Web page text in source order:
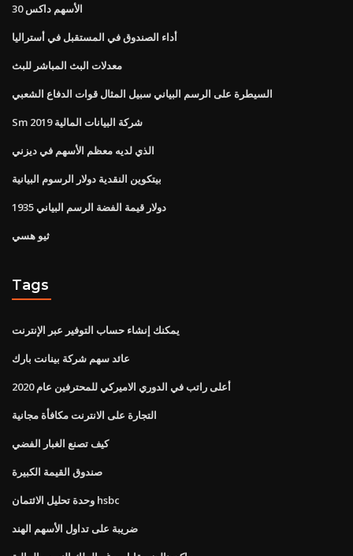
الأسهم داكس 30
أداء الصندوق في المستقبل في أستراليا
معدلات البث المباشر للبث
السيطرة على الرسم البياني سبيل المثال قوات الدفاع الشعبي
Sm شركة البيانات المالية 2019
الذي لديه معظم الأسهم في ديزني
بيتكوين النقدية دولار الرسوم البيانية
1935 دولار قيمة الفضة الرسم البياني
ثيو هسي
Tags
يمكنك إنشاء حساب التوفير عبر الإنترنت
عائد سهم شركة بينانت بارك
أعلى راتب في الدوري الاميركي للمحترفين عام 2020
التجارة على الانترنت مكافأة مجانية
كيف تصنع الغبار الفضي
صندوق القيمة الكبيرة
وحدة تحليل الائتمان hsbc
ضريبة على تداول الأسهم الهند